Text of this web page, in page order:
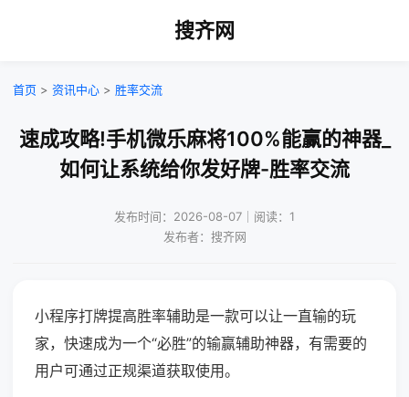
搜齐网
首页 > 资讯中心 > 胜率交流
速成攻略!手机微乐麻将100%能赢的神器_
如何让系统给你发好牌-胜率交流
发布时间：2026-08-07｜阅读：1
发布者：搜齐网
小程序打牌提高胜率辅助是一款可以让一直输的玩
家，快速成为一个“必胜”的输赢辅助神器，有需要的
用户可通过正规渠道获取使用。